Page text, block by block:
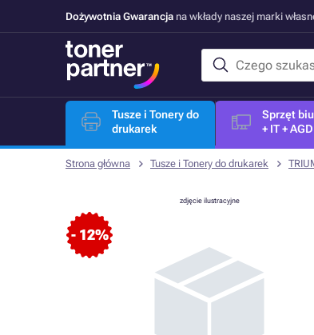
Dożywotnia Gwarancja na wkłady naszej marki
Tusze i Tonery do
drukarek
Sprzęt
+ IT + AGD
Strona główna Tusze i Tonery do drukarek
- 12%
zdjęcie ilustracyjne